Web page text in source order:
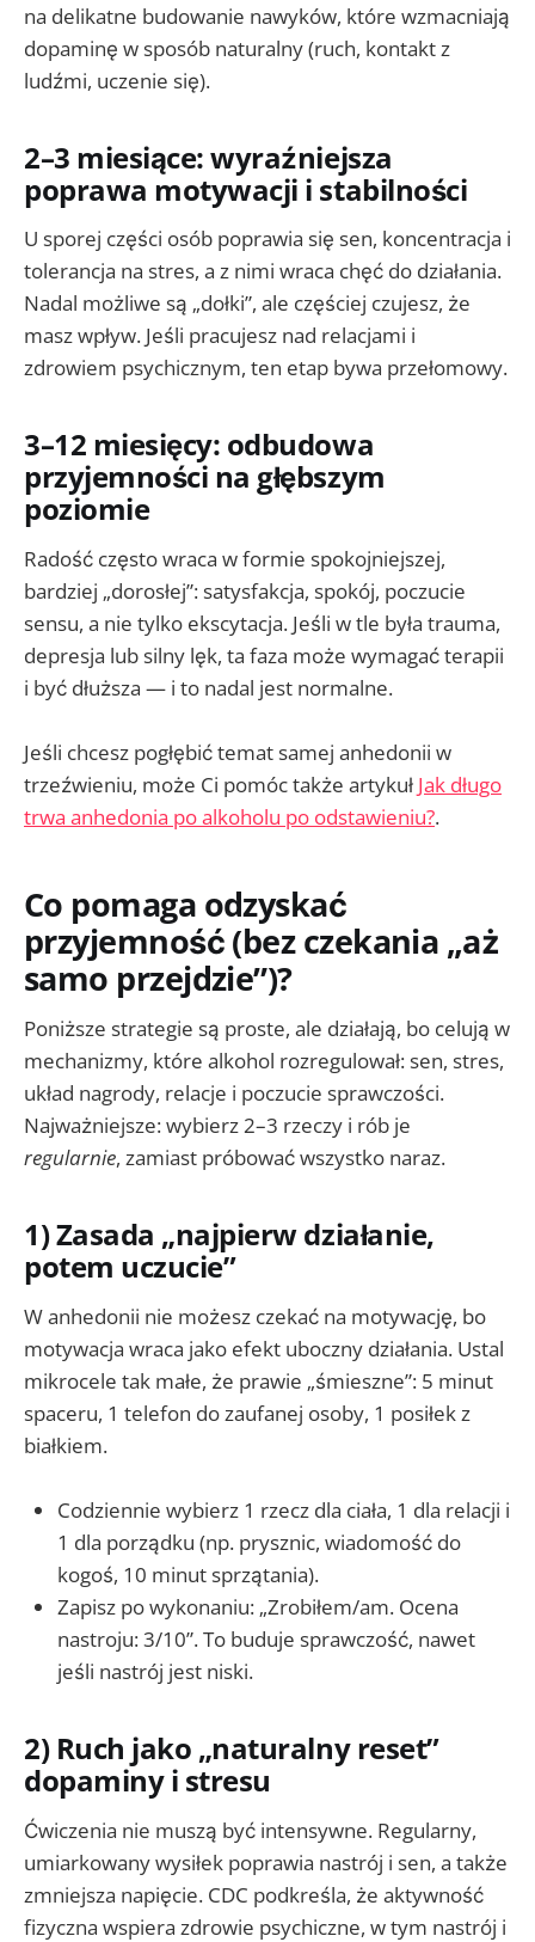
na delikatne budowanie nawyków, które wzmacniają
dopaminę w sposób naturalny (ruch, kontakt z
ludźmi, uczenie się).
2–3 miesiące: wyraźniejsza
poprawa motywacji i stabilności
U sporej części osób poprawia się sen, koncentracja i
tolerancja na stres, a z nimi wraca chęć do działania.
Nadal możliwe są „dołki”, ale częściej czujesz, że
masz wpływ. Jeśli pracujesz nad relacjami i
zdrowiem psychicznym, ten etap bywa przełomowy.
3–12 miesięcy: odbudowa
przyjemności na głębszym
poziomie
Radość często wraca w formie spokojniejszej,
bardziej „dorosłej”: satysfakcja, spokój, poczucie
sensu, a nie tylko ekscytacja. Jeśli w tle była trauma,
depresja lub silny lęk, ta faza może wymagać terapii
i być dłuższa — i to nadal jest normalne.
Jeśli chcesz pogłębić temat samej anhedonii w
trzeźwieniu, może Ci pomóc także artykuł Jak długo
trwa anhedonia po alkoholu po odstawieniu?.
Co pomaga odzyskać
przyjemność (bez czekania „aż
samo przejdzie”)?
Poniższe strategie są proste, ale działają, bo celują w
mechanizmy, które alkohol rozregulował: sen, stres,
układ nagrody, relacje i poczucie sprawczości.
Najważniejsze: wybierz 2–3 rzeczy i rób je
regularnie, zamiast próbować wszystko naraz.
1) Zasada „najpierw działanie,
potem uczucie”
W anhedonii nie możesz czekać na motywację, bo
motywacja wraca jako efekt uboczny działania. Ustal
mikrocele tak małe, że prawie „śmieszne”: 5 minut
spaceru, 1 telefon do zaufanej osoby, 1 posiłek z
białkiem.
Codziennie wybierz 1 rzecz dla ciała, 1 dla relacji i
1 dla porządku (np. prysznic, wiadomość do
kogoś, 10 minut sprzątania).
Zapisz po wykonaniu: „Zrobiłem/am. Ocena
nastroju: 3/10”. To buduje sprawczość, nawet
jeśli nastrój jest niski.
2) Ruch jako „naturalny reset”
dopaminy i stresu
Ćwiczenia nie muszą być intensywne. Regularny,
umiarkowany wysiłek poprawia nastrój i sen, a także
zmniejsza napięcie. CDC podkreśla, że aktywność
fizyczna wspiera zdrowie psychiczne, w tym nastrój i